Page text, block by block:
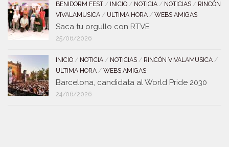
BENIDORM FEST / INICIO / NOTICIA / NOTICIAS / RINCÓN
VIVALAMUSICA / ULTIMA HORA / WEBS AMIGAS
Saca tu orgullo con RTVE
25/06/2026
INICIO / NOTICIA / NOTICIAS / RINCÓN VIVALAMUSICA /
ULTIMA HORA / WEBS AMIGAS
Barcelona, candidata al World Pride 2030
24/06/2026